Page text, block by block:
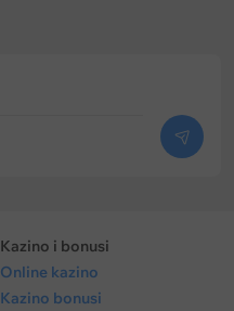
Kazino i bonusi
Online kazino
Kazino bonusi